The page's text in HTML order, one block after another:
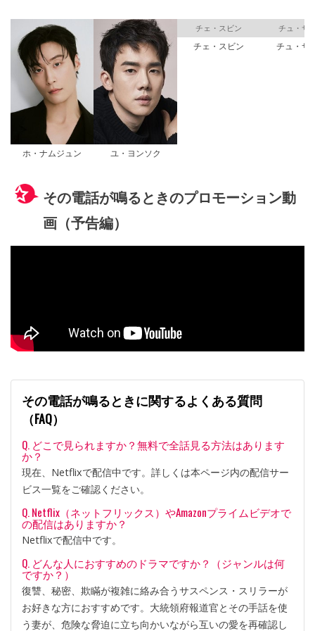
ホ・ナムジュン ユ・ヨンソク
チェ・スビン
チェ・スビン
チュ・サ
チュ・サ
その電話が鳴るときのプロモーション動
画（予告編）
その電話が鳴るときに関するよくある質問
（FAQ）
Q. どこで見られますか？無料で全話見る方法はあります
か？
現在、Netflixで配信中です。詳しくは本ページ内の配信サー
ビス一覧をご確認ください。
Q. Netflix（ネットフリックス）やAmazonプライムビデオで
の配信はありますか？
Netflixで配信中です。
Q. どんな人におすすめのドラマですか？（ジャンルは何
ですか？）
復讐、秘密、欺瞞が複雑に絡み合うサスペンス・スリラーが
お好きな方におすすめです。大統領府報道官とその手話を使
う妻が、危険な脅迫に立ち向かいながら互いの愛を再確認し